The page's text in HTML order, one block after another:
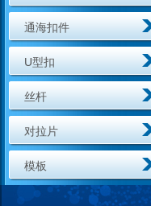
通海扣件
U型扣
丝杆
对拉片
模板